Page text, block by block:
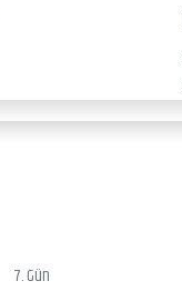
7. Gün